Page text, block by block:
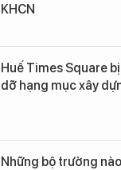
KHCN
Huế Times Square
dỡ hạng mục xây
Những bộ trưởng